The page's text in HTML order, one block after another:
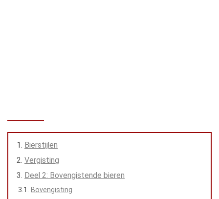
Bierstijlen
Vergisting
Deel 2: Bovengistende bieren
Bovengisting